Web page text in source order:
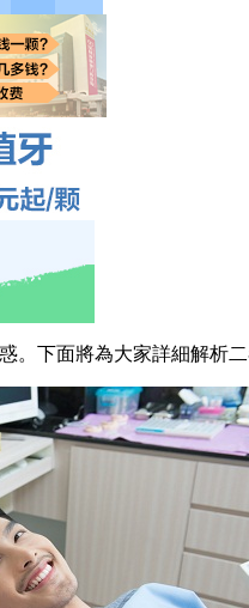
下面將為大家詳細解析